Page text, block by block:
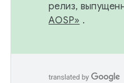
релиз,
AOSP» .